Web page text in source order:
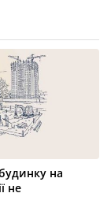
на
не